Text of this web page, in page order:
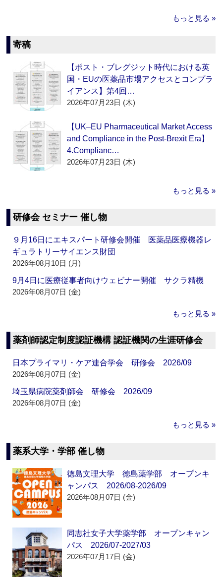
もっと見る »
寄稿
【ポスト・ブレグジット時代における英
国・EUの医薬品市場アクセスとコンプラ
イアンス】第4回…
2026年07月23日 (木)
【UK–EU Pharmaceutical Market Access
and Compliance in the Post-Brexit Era】
4.Complianc…
2026年07月23日 (木)
もっと見る »
研修会 セミナー 催し物
９月16日にエキスパート研修会開催 医薬品医療機器レ
ギュラトリーサイエンス財団
2026年08月10日 (月)
9月4日に医療従事者向けウェビナー開催 サクラ精機
2026年08月07日 (金)
もっと見る »
薬剤師認定制度認証機構 認証機関の生涯研修会
日本プライマリ・ケア連合学会 研修会 2026/09
2026年08月07日 (金)
埼玉県病院薬剤師会 研修会 2026/09
2026年08月07日 (金)
もっと見る »
薬系大学・学部 催し物
徳島文理大学 徳島薬学部 オープンキ
ャンパス 2026/08-2026/09
2026年08月07日 (金)
同志社女子大学薬学部 オープンキャン
パス 2026/07-2027/03
2026年07月17日 (金)